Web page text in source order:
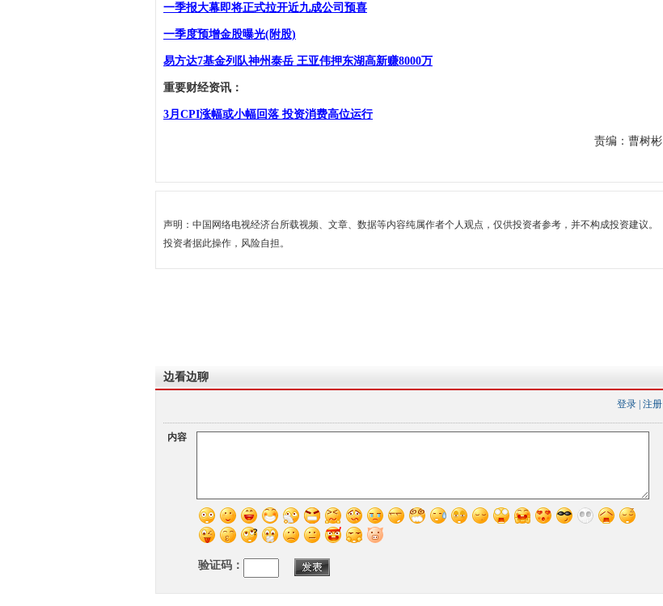
一季报大幕即将正式拉开近九成公司预喜
一季度预增金股曝光(附股)
易方达7基金列队神州泰岳 王亚伟押东湖高新赚8000万
重要财经资讯：
3月CPI涨幅或小幅回落 投资消费高位运行
责编：曹树彬
声明：中国网络电视经济台所载视频、文章、数据等内容纯属作者个人观点，仅供投资者参考，并不构成投资建议。
投资者据此操作，风险自担。
边看边聊
登录 注册
内容
验证码：